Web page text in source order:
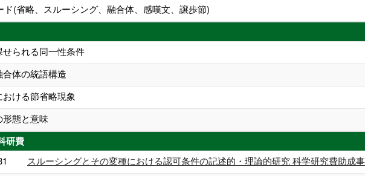
(省略、スルーシング、融合体、感嘆文、譲歩節)
せられる同一性条件
体の統語構造
ける節省略現象
形態と意味
研費
スルーシングとその変種における認可条件の記述的・理論的研究 科学研究費助成